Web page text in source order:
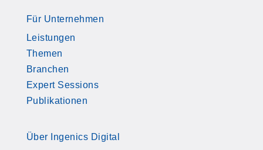
Für Unternehmen
Leistungen
Themen
Branchen
Expert Sessions
Publikationen
Über Ingenics Digital